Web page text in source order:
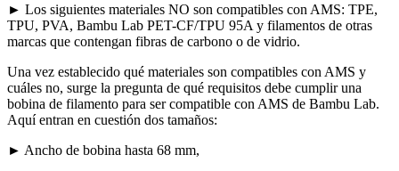
► Los siguientes materiales NO son compatibles con AMS: TPE,
TPU, PVA, Bambu Lab PET-CF/TPU 95A y filamentos de otras
marcas que contengan fibras de carbono o de vidrio.
Una vez establecido qué materiales son compatibles con AMS y
cuáles no, surge la pregunta de qué requisitos debe cumplir una
bobina de filamento para ser compatible con AMS de Bambu Lab.
Aquí entran en cuestión dos tamaños:
► Ancho de bobina hasta 68 mm,